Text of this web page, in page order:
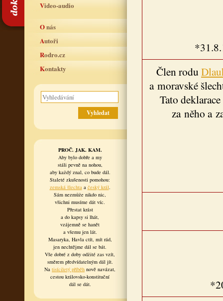
Video-audio
O nás
Autoři
Rodro.cz
Kontakty
PROČ. JAK. KAM.
Aby bylo dobře a my
stáli pevně na nohou,
aby každý znal, co bude dál.
Staleté zkušenosti pomohou:
zemská šlechtaa český král.
Sám nezmůže nikdo nic,
všichni musíme dát víc.
Přestat krást
a do kapsy si lhát,
vzájemně se hanět
a všemu jen lát.
Masaryka, Havla ctít, mít rád,
jen nechtějme dál se bát.
Vše dobré z doby odžité zas vzít,
směrem předvídatelným dál jít.
Na tisíciletý příběh nově navázat,
cestou královsko-konstituční
dál se dát.
Člen rodu
a moravské
Tato
za něho a